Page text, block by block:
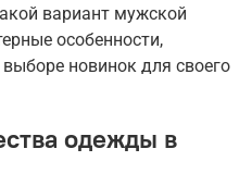
вариант мужской
особенности,
новинок для своего
одежды в